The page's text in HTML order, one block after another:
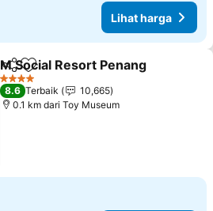
Lihat harga
KongsiTambah ke favorit
M Social Resort Penang
4 Bintang
8.6 Terbaik
10,665
0.1 km dari Toy Museum